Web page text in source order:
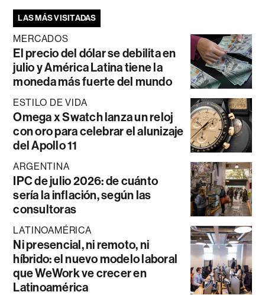
LAS MÁS VISITADAS
MERCADOS
El precio del dólar se debilita en
julio y América Latina tiene la
moneda más fuerte del mundo
ESTILO DE VIDA
Omega x Swatch lanza un reloj
con oro para celebrar el alunizaje
del Apollo 11
ARGENTINA
IPC de julio 2026: de cuánto
sería la inflación, según las
consultoras
LATINOAMÉRICA
Ni presencial, ni remoto, ni
híbrido: el nuevo modelo laboral
que WeWork ve crecer en
Latinoamérica